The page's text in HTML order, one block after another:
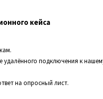
кейса
подключения к
на опросный лист.